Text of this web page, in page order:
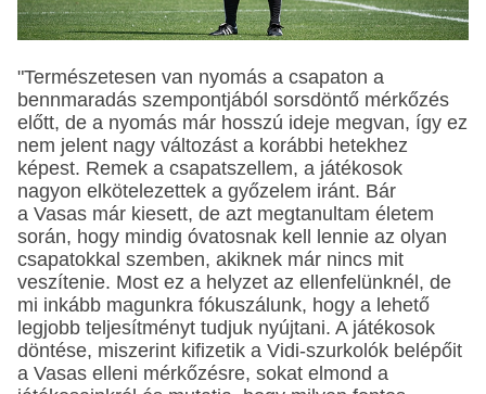
"Természetesen van nyomás a csapaton a
bennmaradás szempontjából sorsdöntő mérkőzés
előtt, de a nyomás már hosszú ideje megvan, így ez
nem jelent nagy változást a korábbi hetekhez
képest. Remek a csapatszellem, a játékosok
nagyon elkötelezettek a győzelem iránt. Bár
a Vasas már kiesett, de azt megtanultam életem
során, hogy mindig óvatosnak kell lennie az olyan
csapatokkal szemben, akiknek már nincs mit
veszítenie. Most ez a helyzet az ellenfelünknél, de
mi inkább magunkra fókuszálunk, hogy a lehető
legjobb teljesítményt tudjuk nyújtani. A játékosok
döntése, miszerint kifizetik a Vidi-szurkolók belépőit
a Vasas elleni mérkőzésre, sokat elmond a